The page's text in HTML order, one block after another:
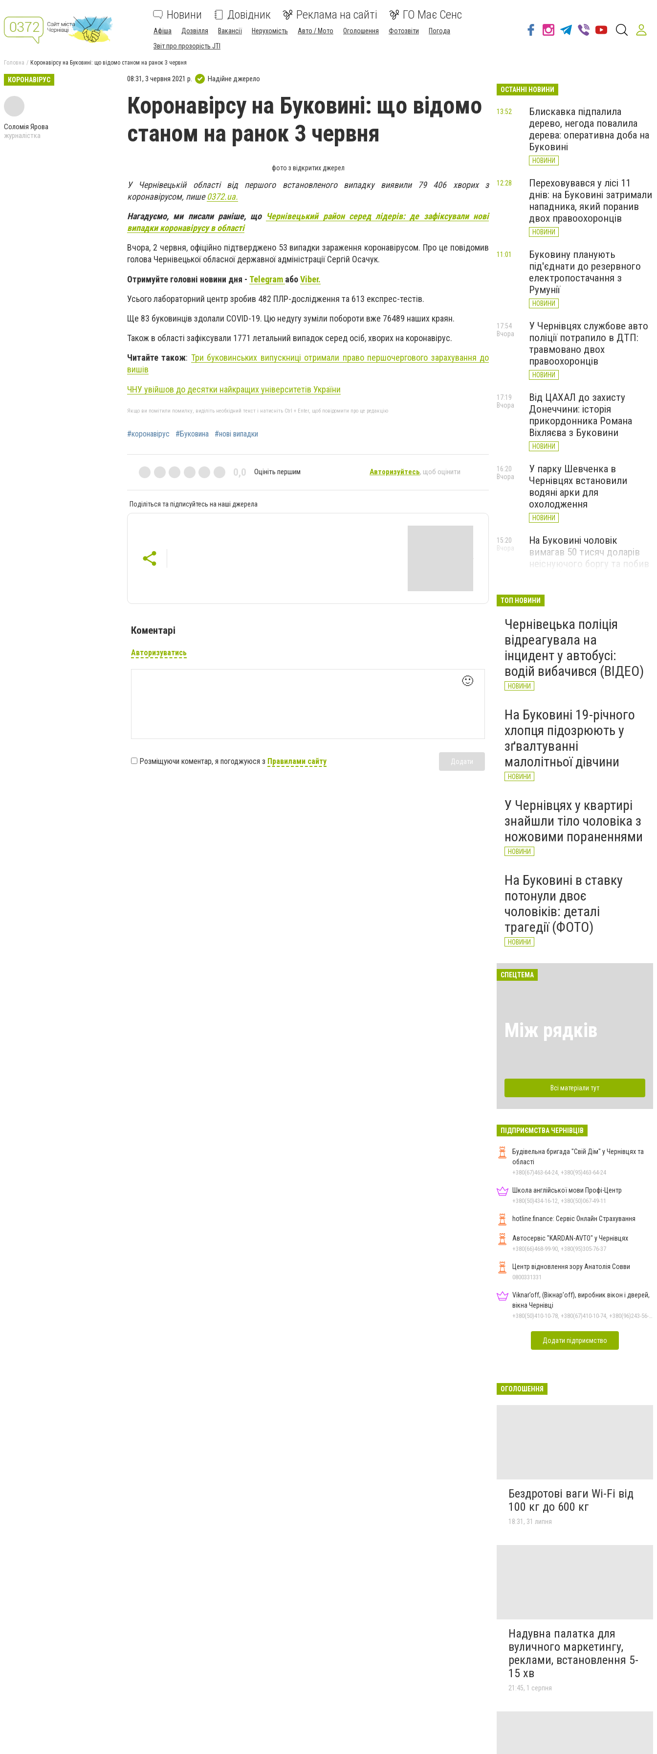
Новини Довідник Реклама на сайті ГО Має Сенс
Афіша Дозвілля Вакансії Нерухомість Авто / Мото Оголошення Фотозвіти
Погода
Звіт про прозорість JTI
Головна Коронавірсу на Буковині: що відомо станом на ранок 3 червня
КОРОНАВІРУС
Соломія Ярова
журналістка
08:31, 3 червня 2021 р. Надійне джерело
Коронавірсу на Буковині: що відомо
станом на ранок 3 червня
фото з відкритих джерел
У Чернівецькій області від першого встановленого випадку виявили 79 406 хворих з
коронавірусом, пише0372.ua.
Нагадуємо, ми писали раніше, що Чернівецький район серед лідерів: де зафіксували нові
випадки коронавірусу в області
Вчора, 2 червня, офіційно підтверджено 53 випадки зараження коронавірусом. Про це повідомив
голова Чернівецької обласної державної адміністрації Сергій Осачук.
Отримуйте головні новини дня - Telegram абоViber.
Усього лабораторний центр зробив 482 ПЛР-дослідження та 613 експрес-тестів.
Ще 83 буковинців здолали COVID-19. Цю недугу зуміли побороти вже 76489 наших краян.
Також в області зафіксували 1771 летальний випадок серед осіб, хворих на коронавірус.
Читайте також: Три буковинських випускниці отримали право першочергового зарахування до
вишів
ЧНУ увійшов до десятки найкращих університетів України
Якщо ви помітили помилку, виділіть необхідний текст і натисніть Ctrl + Enter, щоб повідомити про це редакцію
#коронавірус #Буковина #нові випадки
0,0 Оцініть першим Авторизуйтесь, щоб оцінити
Поділіться та підписуйтесь на наші джерела
Коментарі
Авторизуватись
🙂
Розміщуючи коментар, я погоджуюся з Правилами сайту Додати
ОСТАННІ НОВИНИ
Блискавка підпалила
дерево, негода повалила
дерева: оперативна доба на
Буковині
НОВИНИ
13:52
Переховувався у лісі 11
днів: на Буковині затримали
нападника, який поранив
двох правоохоронців
НОВИНИ
12:28
Буковину планують
під'єднати до резервного
електропостачання з
Румунії
НОВИНИ
11:01
У Чернівцях службове авто
поліції потрапило в ДТП:
травмовано двох
правоохоронців
НОВИНИ
17:54
Вчора
Від ЦАХАЛ до захисту
Донеччини: історія
прикордонника Романа
Віхляєва з Буковини
НОВИНИ
17:19
Вчора
У парку Шевченка в
Чернівцях встановили
водяні арки для
охолодження
НОВИНИ
16:20
Вчора
На Буковині чоловік
вимагав 50 тисяч доларів
неіснуючого боргу та побив
15:20
Вчора
повалене дерево і
порятунок собаки: як
минула доба для
рятувальників Буковини
НОВИНИ
Вчора
ТОП НОВИНИ
Чернівецька поліція
відреагувала на
інцидент у автобусі:
водій вибачився (ВІДЕО)
НОВИНИ
На Буковині 19-річного
хлопця підозрюють у
зґвалтуванні
малолітньої дівчини
НОВИНИ
У Чернівцях у квартирі
знайшли тіло чоловіка з
ножовими пораненнями
НОВИНИ
На Буковині в ставку
потонули двоє
чоловіків: деталі
трагедії (ФОТО)
НОВИНИ
СПЕЦТЕМА
Між рядків
Всі матеріали тут
ПІДПРИЄМСТВА ЧЕРНІВЦІВ
Будівельна бригада "Свій Дім" у Чернівцях та
області
+380(67)463-64-24, +380(95)463-64-24
Школа англійської мови Профі-Центр
+380(50)434-16-12, +380(50)067-49-11
hotline.finance: Сервіс Онлайн Страхування
Автосервіс "KARDAN-AVTO" у Чернівцях
+380(66)468-99-90, +380(95)305-76-37
Центр відновлення зору Анатолія Совви
0800331331
Viknar’off, (Вікнар’off), виробник вікон і дверей,
вікна Чернівці
Додати підприємство
ОГОЛОШЕННЯ
Бездротові ваги Wi-Fi від
100 кг до 600 кг
18:31, 31 липня
Надувна палатка для
вуличного маркетингу,
реклами, встановлення 5-
15 хв
21:45, 1 серпня